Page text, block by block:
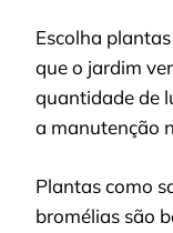
Escolha
que o jardim
quantidade de
a manutenção
Plantas como
bromélias são